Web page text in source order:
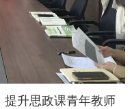
升思政课青年教师